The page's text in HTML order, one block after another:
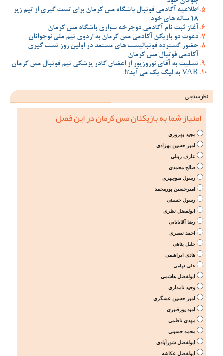
اطلاعیه آکادمی فوتبال باشگاه مس کرمان برای تست گیری از تیم زیر
18 ساله های خود
آغاز ثبت نام آکادمی دوچرخه سواری باشگاه مس کرمان
دعوت دو بازیکن آکادمی مس کرمان به اردوی تیم ملی نوجوانان
حضور گسترده فوتبالیست های مستعد در اولین روز تست گیری
آکادمی فوتبال مس کرمان
تسلیت به آقای نوروزپور از اعضای کادر پزشکی تیم فوتبال مس کرمان
VAR به لیگ یک می آید؟!
نظرسنجی
امتیاز شما به بازیکنان مس کرمان در این فصل
مجید بهروزی
امیر حسین بهزادی
عارف زینلی
صالح محمدی
رسول منوچهری
امیرحسین پورمحمد
رسول حسینی
ابولفضل نظری
رضا آقابابایی
احمد نصیری
جلیل پناهی
هادی ابراهیمی
علی تهامی
ابولفضل هاشمی
وحید نامداری
امیر حسین عسگری
امید پورقنبری
مهدی ناظمی
محمد حسینی
ابولفضل شورآبادی
ابولفضل عکاشه